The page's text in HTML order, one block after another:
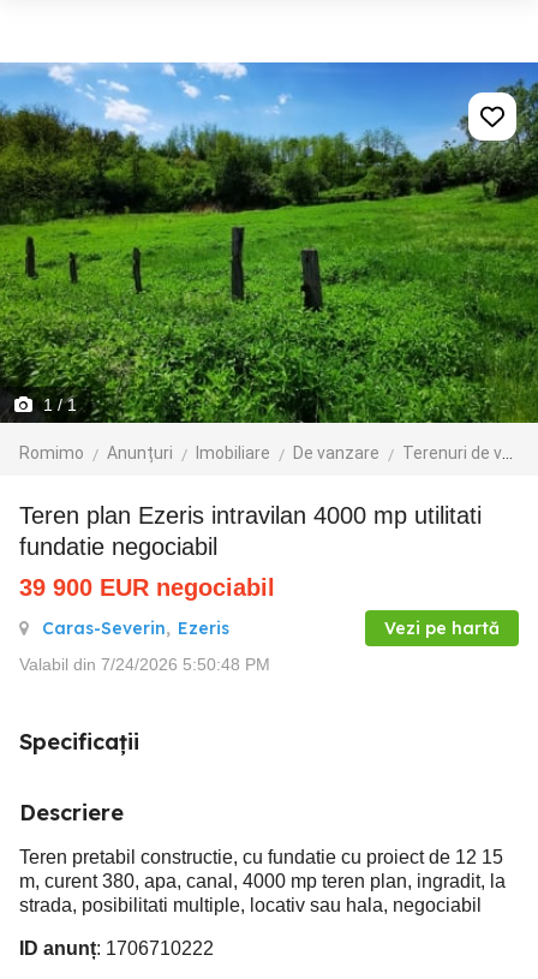
1 / 1
Romimo Anunțuri Imobiliare De vanzare Terenuri de vanzare
Teren plan Ezeris intravilan 4000 mp utilitati
fundatie negociabil
39 900 EUR negociabil
Caras-Severin, Ezeris Vezi pe hartă
Valabil din 7/24/2026 5:50:48 PM
Specificații
Descriere
Teren pretabil constructie, cu fundatie cu proiect de 12 15
m, curent 380, apa, canal, 4000 mp teren plan, ingradit, la
strada, posibilitati multiple, locativ sau hala, negociabil
ID anunț: 1706710222